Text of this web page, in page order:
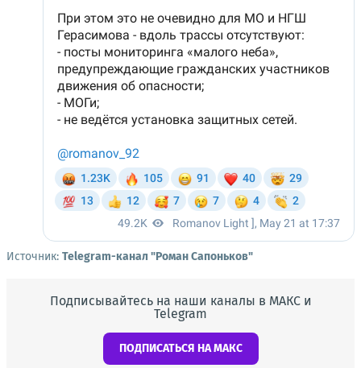
Источник: Telegram-канал "Роман Сапоньков"
Подписывайтесь на наши каналы в МАКС и
Telegram
ПОДПИСАТЬСЯ НА МАКС